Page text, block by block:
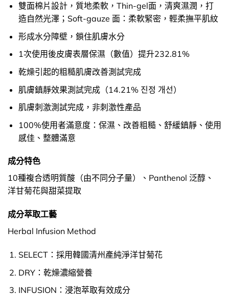
雙面棉片設計，質地柔軟，Thin-gel面，清爽濕潤，打
造自然光澤；Soft-gauze 面：柔軟緊密，輕柔撫平肌紋
形成水分障壁，鎖住肌膚水分
1次使用後皮膚表層保濕（數值）提升232.81%
乾燥引起的粗糙肌膚改善測試完成
肌膚鎮靜效果測試完成（14.21% 진정 개선）
肌膚刺激測試完成，非刺激性產品
100%使用者滿意度：保濕、改善粗糙、舒緩鎮靜、使用
感佳、整體滿意
成分特色
10種複合透明質酸（由不同分子量）、Panthenol 泛醇、
洋甘菊花與甜菜提取
成分萃取工藝
Herbal Infusion Method
SELECT：採用韓國清州產純淨洋甘菊花
DRY：乾燥濃縮營養
INFUSION：浸泡萃取有效成分